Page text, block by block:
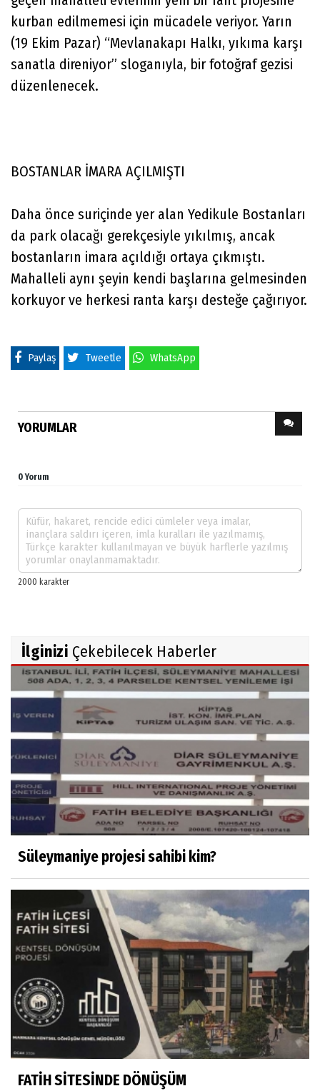
kurban edilmemesi için mücadele veriyor. Yarın
(19 Ekim Pazar) “Mevlanakapı Halkı, yıkıma karşı
sanatla direniyor” sloganıyla, bir fotoğraf gezisi
düzenlenecek.
BOSTANLAR İMARA AÇILMIŞTI
Daha önce suriçinde yer alan Yedikule Bostanları
da park olacağı gerekçesiyle yıkılmış, ancak
bostanların imara açıldığı ortaya çıkmıştı.
Mahalleli aynı şeyin kendi başlarına gelmesinden
korkuyor ve herkesi ranta karşı desteğe çağırıyor.
Paylaş Tweetle WhatsApp
YORUMLAR
0 Yorum
İlginizi Çekebilecek Haberler
Süleymaniye projesi sahibi kim?
FATİH SİTESİNDE DÖNÜŞÜM